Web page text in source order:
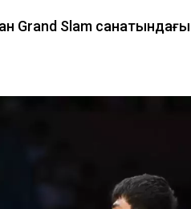
Grand Slam санатындағы